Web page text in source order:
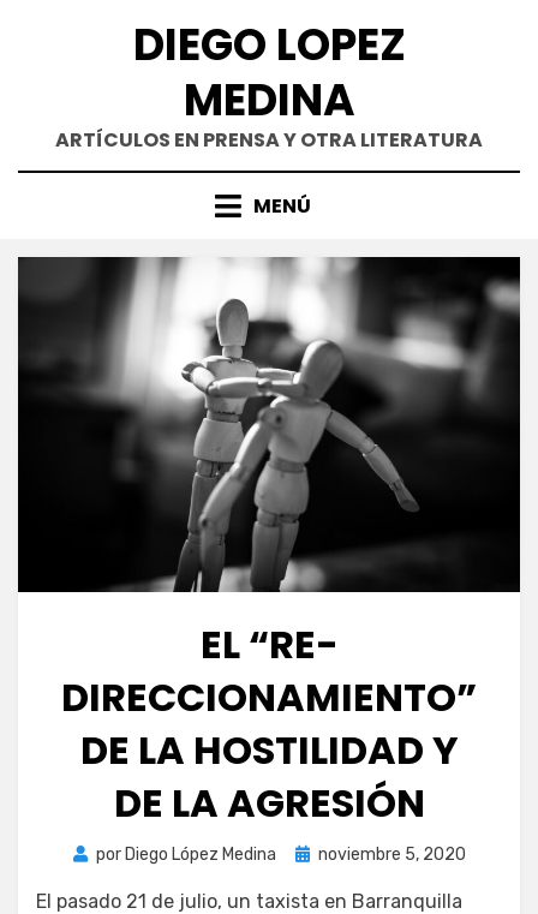
DIEGO LOPEZ
MEDINA
ARTÍCULOS EN PRENSA Y OTRA LITERATURA
MENÚ
EL “RE-
DIRECCIONAMIENTO”
DE LA HOSTILIDAD Y
DE LA AGRESIÓN
por Diego López Medina
Publicada
noviembre 5, 2020
El pasado 21 de julio, un taxista en Barranquilla